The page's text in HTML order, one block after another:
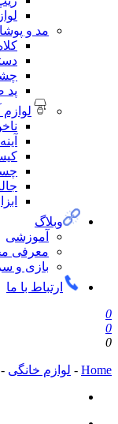
لوازم کاربردی
مد و پوشاک
کلاه زمستانه
دستمال کاغذی
لوازم آرایشی و
کیسه آب گرم
چسب زخم
ابزار آرایشی
معرفی محصول
بازی و سرگرمی
با ما
خانگی - چوب لباسی